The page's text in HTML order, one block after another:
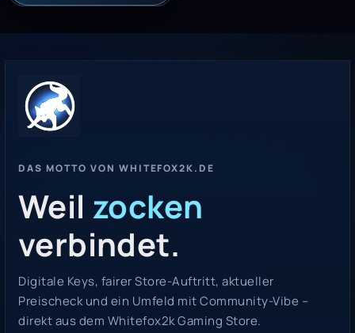
DAS MOTTO VON WHITEFOX2K.DE
Weil zocken
verbindet.
Digitale Keys, fairer Store-Auftritt, aktueller
Preischeck und ein Umfeld mit Community-Vibe –
direkt aus dem Whitefox2k Gaming Store.